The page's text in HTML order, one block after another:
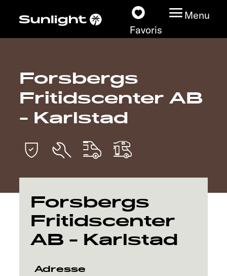
Favoris
Menu
Nos modèles
Configurateur
Recherchez votre
Sunlight
Nos concessionnaires
Découvrir
Service
Forsbergs
Fritidscenter AB
- Karlstad
Forsbergs
Fritidscenter
AB - Karlstad
Adresse